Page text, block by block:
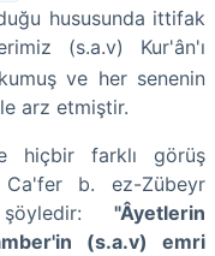
hususunda ittifak
(s.a.v) Kur'ân'ı
ve her senenin
arz etmiştir.
hiçbir farklı görüş
Ca'fer b. ez-Zübeyr
"Âyetlerin
(s.a.v) emri